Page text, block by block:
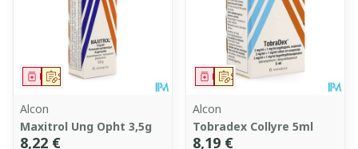
Sur prescription
Médicament
Alcon
Maxitrol Ung Opht 3,5g
8,22 €
Sur prescription
Médicament
Alcon
Tobradex Collyre 5ml
8,19 €